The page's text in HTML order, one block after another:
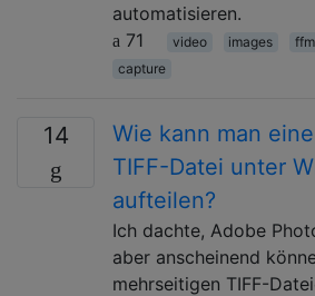
automatisieren.
71
video images
capture
14
Wie kann man
TIFF-Datei unter
aufteilen?
Ich dachte, Adobe
aber anscheinend
mehrseitigen TIFF-